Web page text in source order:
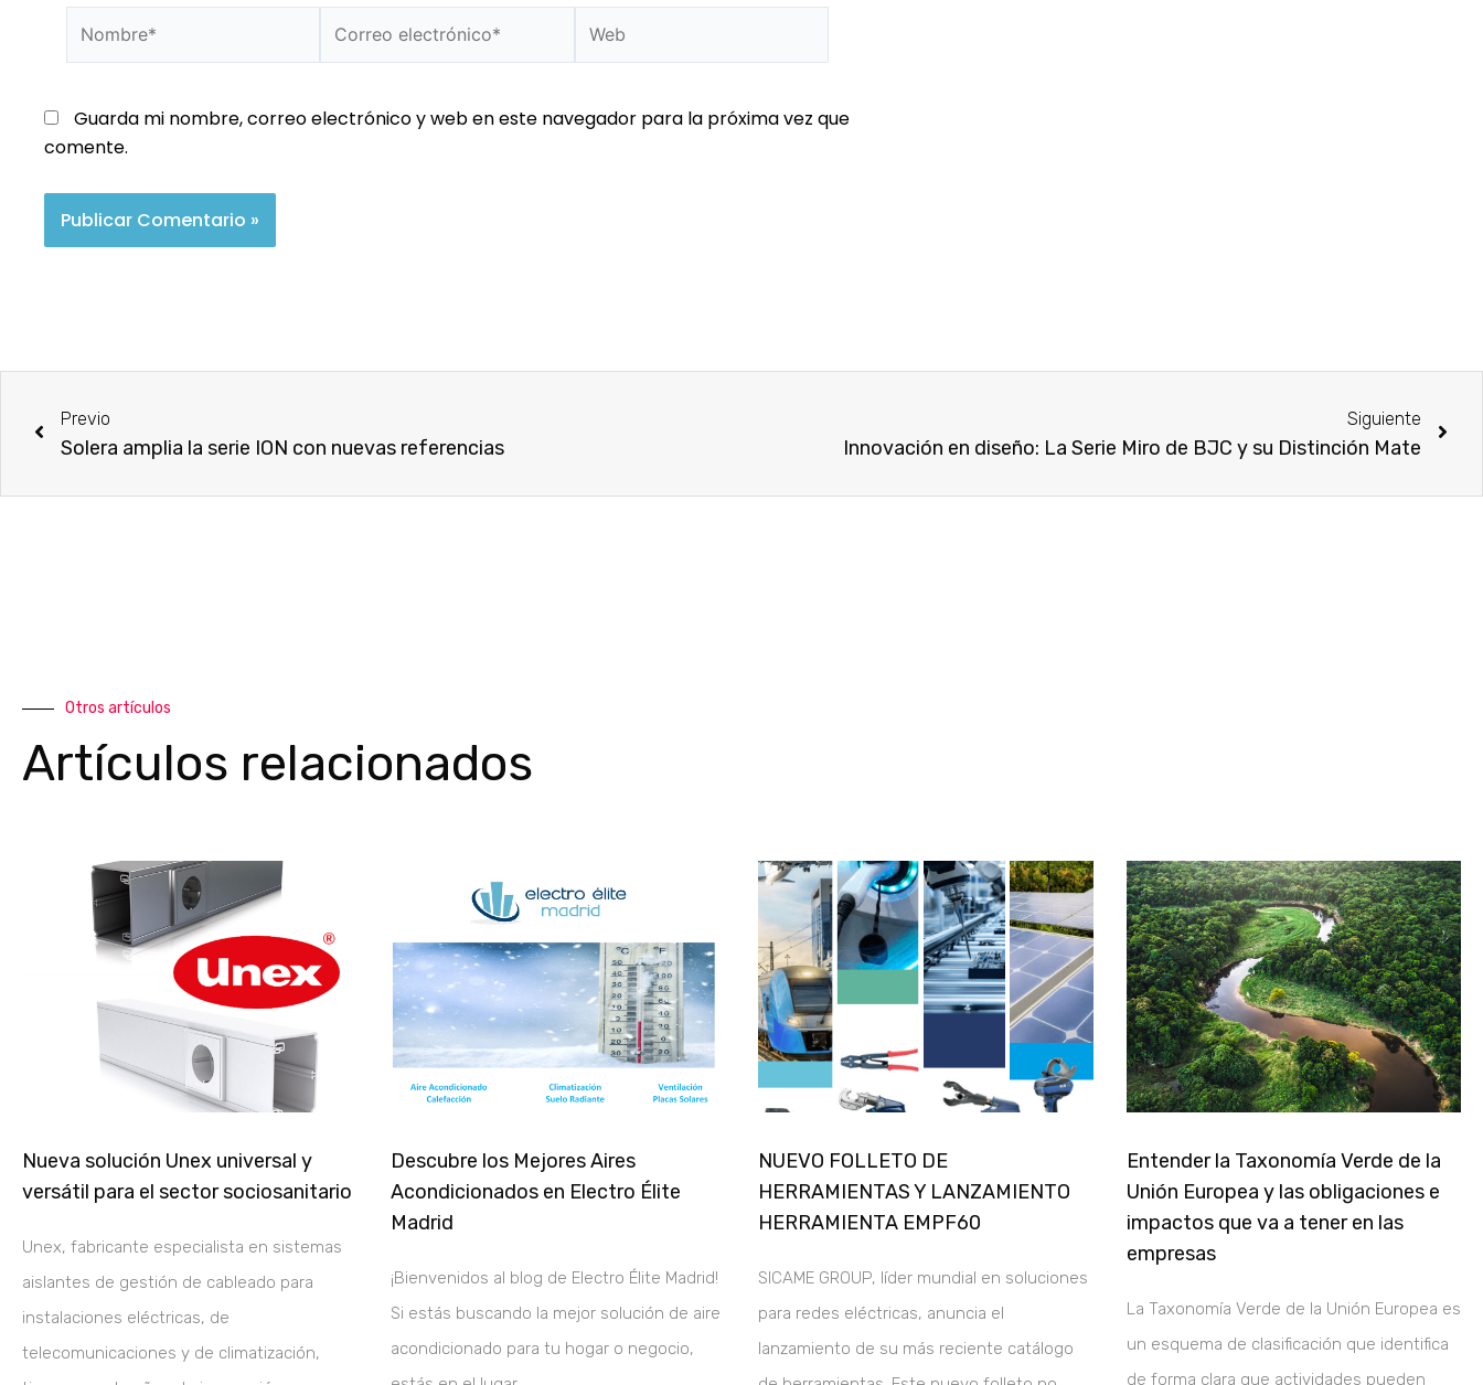
Guarda mi nombre, correo electrónico y web en este navegador para la próxima vez que
comente.
Previo
Solera amplia la serie ION con nuevas referencias
Siguiente
Innovación en diseño: La Serie Miro de BJC y su Distinción Mate
Otros artículos
Artículos relacionados
Nueva solución Unex universal y
versátil para el sector sociosanitario
Unex, fabricante especialista en sistemas
aislantes de gestión de cableado para
instalaciones eléctricas, de
telecomunicaciones y de climatización,
Descubre los Mejores Aires
Acondicionados en Electro Élite
Madrid
¡Bienvenidos al blog de Electro Élite Madrid!
Si estás buscando la mejor solución de aire
acondicionado para tu hogar o negocio,
NUEVO FOLLETO DE
HERRAMIENTAS Y LANZAMIENTO
HERRAMIENTA EMPF60
SICAME GROUP, líder mundial en soluciones
para redes eléctricas, anuncia el
lanzamiento de su más reciente catálogo
Entender la Taxonomía Verde de la
Unión Europea y las obligaciones e
impactos que va a tener en las
empresas
La Taxonomía Verde de la Unión Europea es
un esquema de clasificación que identifica
de forma clara que actividades pueden